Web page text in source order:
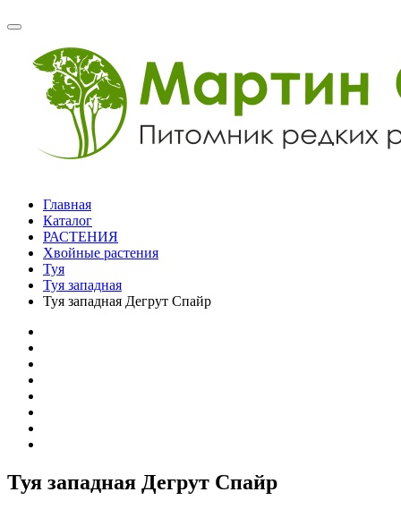
Главная
Каталог
РАСТЕНИЯ
Хвойные растения
Туя
Туя западная
Туя западная Дегрут Спайр
Туя западная Дегрут Спайр